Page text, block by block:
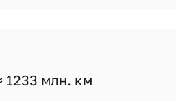
1233 млн. км